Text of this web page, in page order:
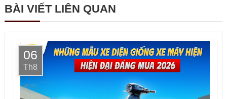
BÀI VIẾT LIÊN QUAN
06
Th8